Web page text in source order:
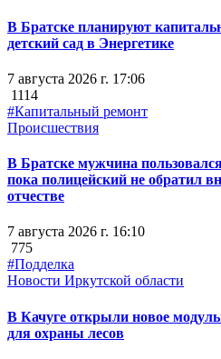
В Братске планируют
детский сад в Энергетике
7 августа 2026 г. 17:06
1114
#Капитальный ремонт
Происшествия
В Братске мужчина
пока полицейский не обратил
отчестве
7 августа 2026 г. 16:10
775
#Подделка
Новости Иркутской области
В Качуге открыли новое
для охраны лесов